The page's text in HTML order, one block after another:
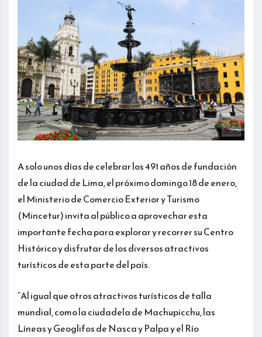
A solo unos días de celebrar los 491 años de fundación
de la ciudad de Lima, el próximo domingo 18 de enero,
el Ministerio de Comercio Exterior y Turismo
(Mincetur) invita al público a aprovechar esta
importante fecha para explorar y recorrer su Centro
Histórico y disfrutar de los diversos atractivos
turísticos de esta parte del país.
“Al igual que otros atractivos turísticos de talla
mundial, como la ciudadela de Machupicchu, las
Líneas y Geoglifos de Nasca y Palpa y el Río